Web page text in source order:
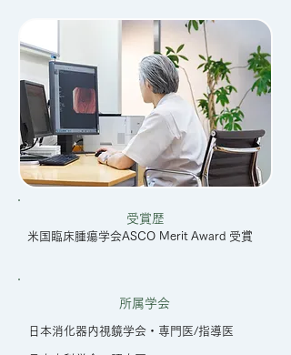
主な提携医療機関
受賞歴
米国臨床腫瘍学会ASCO Merit Award 受賞
所属学会
日本消化器内視鏡学会・専門医/指導医